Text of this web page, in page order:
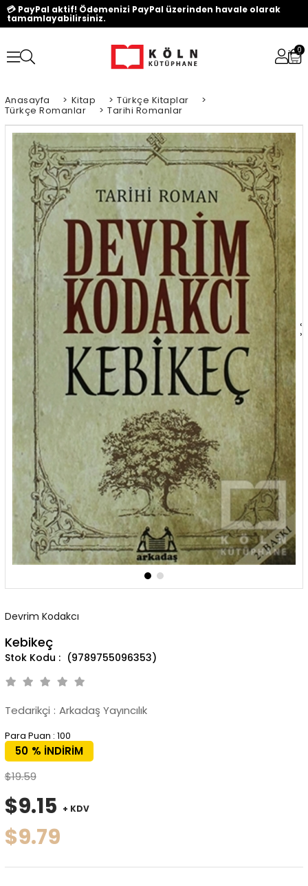
💳 PayPal aktif! Ödemenizi PayPal üzerinden havale olarak
tamamlayabilirsiniz.
0
Anasayfa > Kitap > Türkçe Kitaplar >
Türkçe Romanlar > Tarihi Romanlar
‹
›
Devrim Kodakcı
Kebikeç
(9789755096353)
Tedarikçi : Arkadaş Yayıncılık
Para Puan : 100
%
50
İNDIRIM
$19.59
$9.15 + KDV
$9.79